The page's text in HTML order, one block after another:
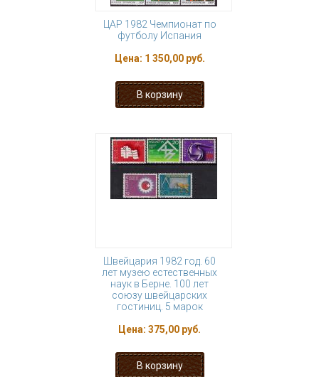
ЦАР 1982 Чемпионат по
футболу Испания
Цена: 1 350,00 руб.
Швейцария 1982 год. 60
лет музею естественных
наук в Берне. 100 лет
союзу швейцарских
гостиниц. 5 марок
Цена: 375,00 руб.